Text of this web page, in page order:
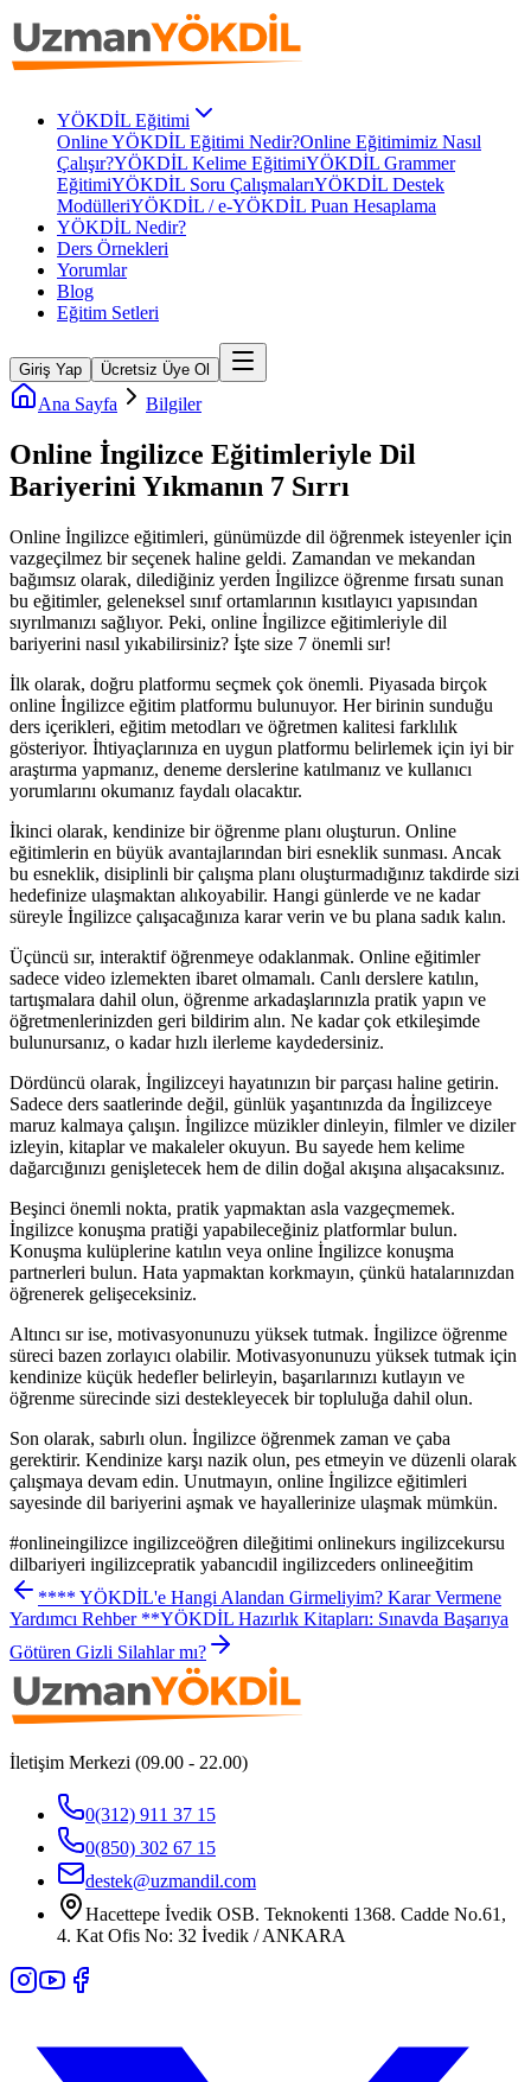
YÖKDİL Eğitimi
Online YÖKDİL Eğitimi Nedir?Online Eğitimimiz Nasıl
Çalışır?YÖKDİL Kelime EğitimiYÖKDİL Grammer
EğitimiYÖKDİL Soru ÇalışmalarıYÖKDİL Destek
ModülleriYÖKDİL / e-YÖKDİL Puan Hesaplama
YÖKDİL Nedir?
Ders Örnekleri
Yorumlar
Blog
Eğitim Setleri
Giriş Yap Ücretsiz Üye Ol
Ana Sayfa Bilgiler
Online İngilizce Eğitimleriyle Dil
Bariyerini Yıkmanın 7 Sırrı
Online İngilizce eğitimleri, günümüzde dil öğrenmek isteyenler için
vazgeçilmez bir seçenek haline geldi. Zamandan ve mekandan
bağımsız olarak, dilediğiniz yerden İngilizce öğrenme fırsatı sunan
bu eğitimler, geleneksel sınıf ortamlarının kısıtlayıcı yapısından
sıyrılmanızı sağlıyor. Peki, online İngilizce eğitimleriyle dil
bariyerini nasıl yıkabilirsiniz? İşte size 7 önemli sır!
İlk olarak, doğru platformu seçmek çok önemli. Piyasada birçok
online İngilizce eğitim platformu bulunuyor. Her birinin sunduğu
ders içerikleri, eğitim metodları ve öğretmen kalitesi farklılık
gösteriyor. İhtiyaçlarınıza en uygun platformu belirlemek için iyi bir
araştırma yapmanız, deneme derslerine katılmanız ve kullanıcı
yorumlarını okumanız faydalı olacaktır.
İkinci olarak, kendinize bir öğrenme planı oluşturun. Online
eğitimlerin en büyük avantajlarından biri esneklik sunması. Ancak
bu esneklik, disiplinli bir çalışma planı oluşturmadığınız takdirde sizi
hedefinize ulaşmaktan alıkoyabilir. Hangi günlerde ve ne kadar
süreyle İngilizce çalışacağınıza karar verin ve bu plana sadık kalın.
Üçüncü sır, interaktif öğrenmeye odaklanmak. Online eğitimler
sadece video izlemekten ibaret olmamalı. Canlı derslere katılın,
tartışmalara dahil olun, öğrenme arkadaşlarınızla pratik yapın ve
öğretmenlerinizden geri bildirim alın. Ne kadar çok etkileşimde
bulunursanız, o kadar hızlı ilerleme kaydedersiniz.
Dördüncü olarak, İngilizceyi hayatınızın bir parçası haline getirin.
Sadece ders saatlerinde değil, günlük yaşantınızda da İngilizceye
maruz kalmaya çalışın. İngilizce müzikler dinleyin, filmler ve diziler
izleyin, kitaplar ve makaleler okuyun. Bu sayede hem kelime
dağarcığınızı genişletecek hem de dilin doğal akışına alışacaksınız.
Beşinci önemli nokta, pratik yapmaktan asla vazgeçmemek.
İngilizce konuşma pratiği yapabileceğiniz platformlar bulun.
Konuşma kulüplerine katılın veya online İngilizce konuşma
partnerleri bulun. Hata yapmaktan korkmayın, çünkü hatalarınızdan
öğrenerek gelişeceksiniz.
Altıncı sır ise, motivasyonunuzu yüksek tutmak. İngilizce öğrenme
süreci bazen zorlayıcı olabilir. Motivasyonunuzu yüksek tutmak için
kendinize küçük hedefler belirleyin, başarılarınızı kutlayın ve
öğrenme sürecinde sizi destekleyecek bir topluluğa dahil olun.
Son olarak, sabırlı olun. İngilizce öğrenmek zaman ve çaba
gerektirir. Kendinize karşı nazik olun, pes etmeyin ve düzenli olarak
çalışmaya devam edin. Unutmayın, online İngilizce eğitimleri
sayesinde dil bariyerini aşmak ve hayallerinize ulaşmak mümkün.
#onlineingilizce ingilizceöğren dileğitimi onlinekurs ingilizcekursu
dilbariyeri ingilizcepratik yabancıdil ingilizceders onlineeğitim
**** YÖKDİL'e Hangi Alandan Girmeliyim? Karar Vermene
Yardımcı Rehber **YÖKDİL Hazırlık Kitapları: Sınavda Başarıya
Götüren Gizli Silahlar mı?
İletişim Merkezi (09.00 - 22.00)
0(312) 911 37 15
0(850) 302 67 15
destek@uzmandil.com
Hacettepe İvedik OSB. Teknokenti 1368. Cadde No.61,
4. Kat Ofis No: 32 İvedik / ANKARA